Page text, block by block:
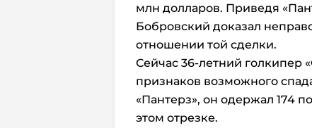
млн долларов. Приведя
Бобровский доказал
отношении той сделки.
Сейчас 36-летний голкипер
признаков возможного
«Пантерз», он одержал 174
этом отрезке.